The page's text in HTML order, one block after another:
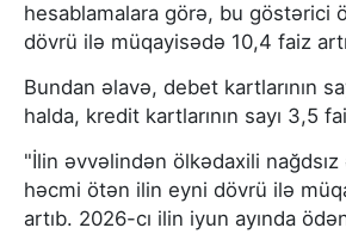
hesablamalara görə, bu göstərici
dövrü ilə müqayisədə 10,4 faiz
Bundan əlavə, debet kartlarının
halda, kredit kartlarının sayı 3,5
"İlin əvvəlindən ölkədaxili nağdsız
həcmi ötən ilin eyni dövrü ilə
artıb. 2026-cı ilin iyun ayında